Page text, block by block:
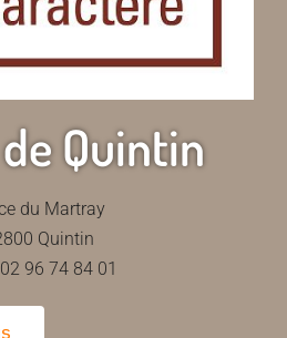
Quintin
du Martray
Quintin
96 74 84 01